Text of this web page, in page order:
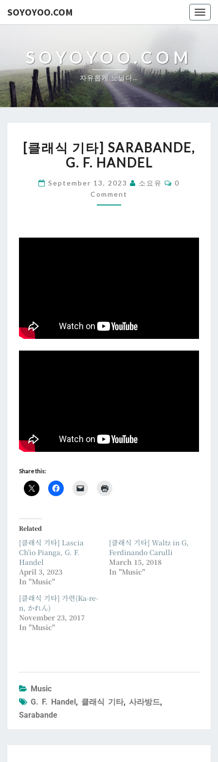
SOYOYOO.COM
SOYOYOO.COM
자유롭게 노닐다…
래
식
타]
SARABANDE,
[클래식 기타] SARABANDE,
G. F. HANDEL
September 13, 2023 소요유 Comments
0
Comment
Share this:
Related
[클래식 기타] Lascia
Ch’io Pianga, G. F.
Handel
April 3, 2023
In "Music"
[클래식 기타] Waltz in G,
Ferdinando Carulli
March 15, 2018
In "Music"
[클래식 기타] 가련(Ka-re-
n, かれん)
November 23, 2017
In "Music"
Music
G. F. Handel , 클래식 기타, 사라방드,
Sarabande